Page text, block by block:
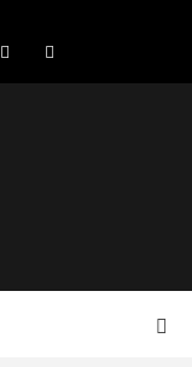
YouTubeInstagram